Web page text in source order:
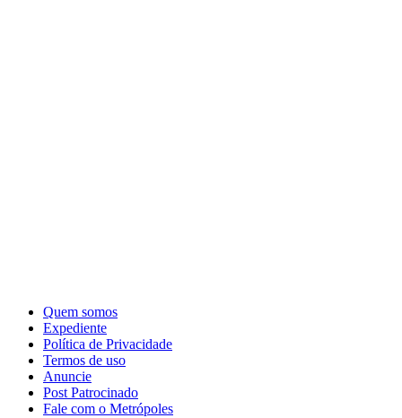
Quem somos
Expediente
Política de Privacidade
Termos de uso
Anuncie
Post Patrocinado
Fale com o Metrópoles